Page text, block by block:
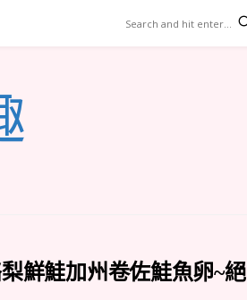
鮮鮭加州卷佐鮭魚卵~絕